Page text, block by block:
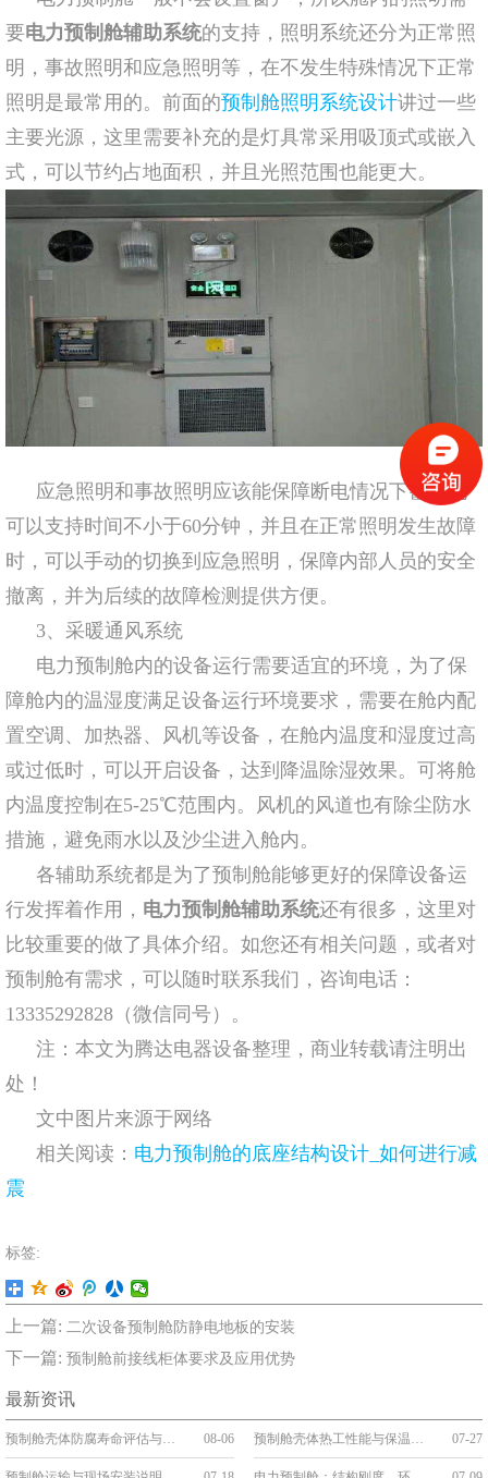
要电力预制舱辅助系统的支持，照明系统还分为正常照
明，事故照明和应急照明等，在不发生特殊情况下正常
照明是最常用的。前面的预制舱照明系统设计讲过一些
主要光源，这里需要补充的是灯具常采用吸顶式或嵌入
式，可以节约占地面积，并且光照范围也能更大。
应急照明和事故照明应该能保障断电情况下蓄电池
可以支持时间不小于60分钟，并且在正常照明发生故障
时，可以手动的切换到应急照明，保障内部人员的安全
撤离，并为后续的故障检测提供方便。
3、采暖通风系统
电力预制舱内的设备运行需要适宜的环境，为了保
障舱内的温湿度满足设备运行环境要求，需要在舱内配
置空调、加热器、风机等设备，在舱内温度和湿度过高
或过低时，可以开启设备，达到降温除湿效果。可将舱
内温度控制在5-25℃范围内。风机的风道也有除尘防水
措施，避免雨水以及沙尘进入舱内。
各辅助系统都是为了预制舱能够更好的保障设备运
行发挥着作用， 电力预制舱辅助系统还有很多，这里对
比较重要的做了具体介绍。如您还有相关问题，或者对
预制舱有需求，可以随时联系我们，咨询电话：
13335292828（微信同号）。
注：本文为腾达电器设备整理，商业转载请注明出
处！
文中图片来源于网络
相关阅读： 电力预制舱的底座结构设计_如何进行减
震
标签:
上一篇: 二次设备预制舱防静电地板的安装
下一篇: 预制舱前接线柜体要求及应用优势
最新资讯
预制舱壳体防腐寿命评估与维护 08-06 预制舱壳体热工性能与保温构造 07-27